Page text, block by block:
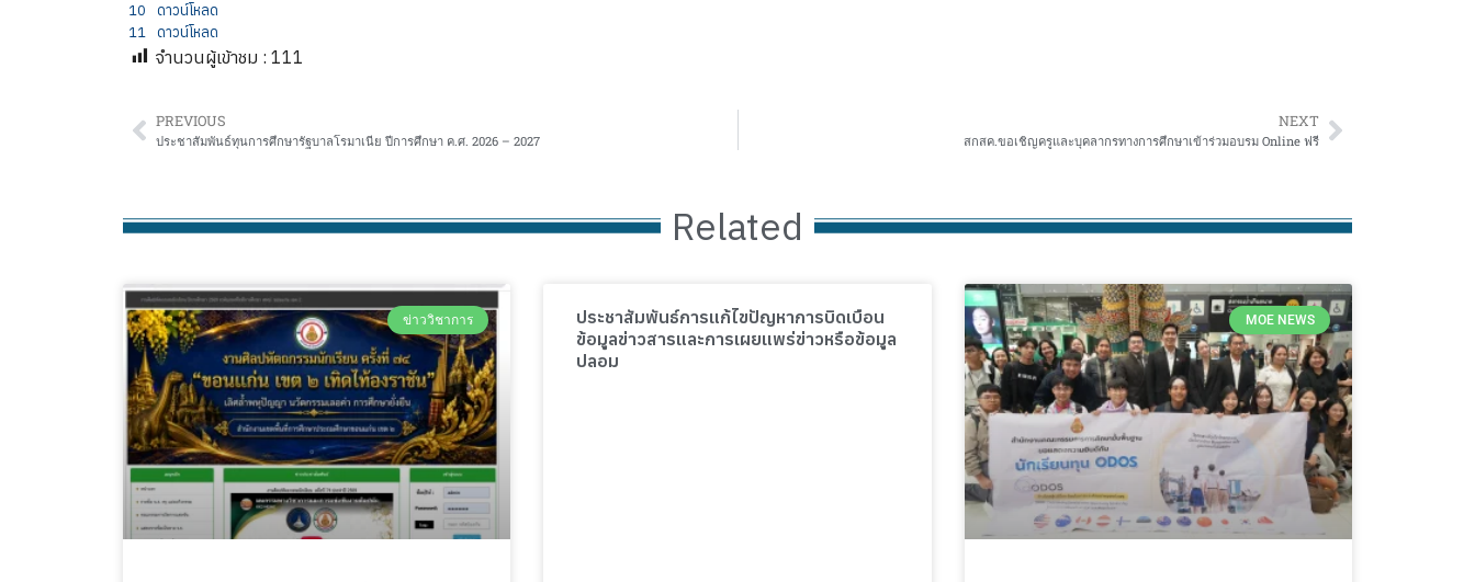
10
ดาวน์โหลด
11
ดาวน์โหลด
จำนวนผู้เข้าชม : 111
PREVIOUS
ประชาสัมพันธ์ทุนการศึกษารัฐบาลโรมาเนีย ปีการศึกษา ค.ศ. 2026 – 2027
NEXT
สกสค.ขอเชิญครูและบุคลากรทางการศึกษาเข้าร่วมอบรม Online ฟรี
Related
ข่าววิชาการ
ประชาสัมพันธ์การแก้ไขปัญหาการบิดเบือน
ข้อมูลข่าวสารและการเผยแพร่ข่าวหรือข้อมูล
ปลอม
MOE NEWS